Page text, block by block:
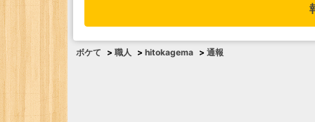
ボケて > 職人 > hitokagema > 通報